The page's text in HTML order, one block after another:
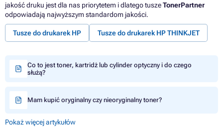
jakość druku jest dla nas priorytetem i dlatego tuszeTonerPartner
odpowiadają najwyższym standardom jakości.
Tusze do drukarek HP Tusze do drukarek HP THINKJET
Co to jest toner, kartridż lub cylinder optyczny i do czego
służą?
Mam kupić oryginalny czy nieoryginalny toner?
Pokaż więcej artykułów